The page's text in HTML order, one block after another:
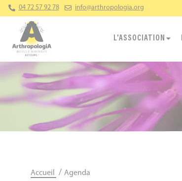
04 72 57 92 78 info@arthropologia.org
L'ASSOCIATION
Accueil / Agenda
Panneau de gestion des cookies